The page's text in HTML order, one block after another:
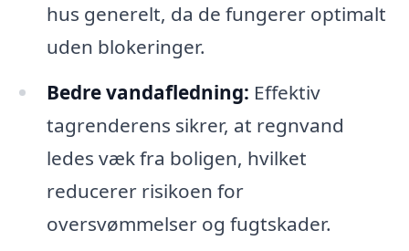
hus generelt, da de fungerer optimalt
uden blokeringer.
Bedre vandafledning: Effektiv
tagrenderens sikrer, at regnvand
ledes væk fra boligen, hvilket
reducerer risikoen for
oversvømmelser og fugtskader.